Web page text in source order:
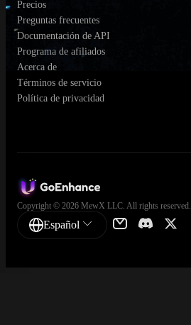
Precios
Preguntas frecuentes
Documentación de API
Programa de afiliados
Acerca de
Términos de servicio
Política de privacidad
Copyright © 2026 MewX LLC. All rights reserved.
Español